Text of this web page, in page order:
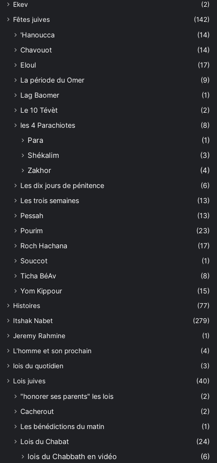
Ekev
(2)
Fêtes juives
(142)
'Hanoucca
(14)
Chavouot
(14)
Eloul
(17)
La période du Omer
(9)
Lag Baomer
(1)
Le 10 Tévèt
(2)
les 4 Parachiotes
(8)
Para
(1)
Shékalim
(3)
Zakhor
(4)
Les dix jours de pénitence
(6)
Les trois semaines
(13)
Pessah
(13)
Pourim
(23)
Roch Hachana
(17)
Souccot
(1)
Ticha BéAv
(8)
Yom Kippour
(15)
Histoires
(77)
Itshak Nabet
(279)
Jeremy Rahmine
(1)
L'homme et son prochain
(4)
lois du quotidien
(3)
Lois juives
(40)
"honorer ses parents" les lois
(2)
Cacherout
(2)
Les bénédictions du matin
(1)
Lois du Chabat
(24)
lois du Chabbath en vidéo (6)